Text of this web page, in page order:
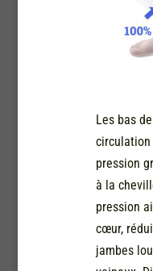
Les bas
circulation
pression
à la
pression
cœur,
jambes